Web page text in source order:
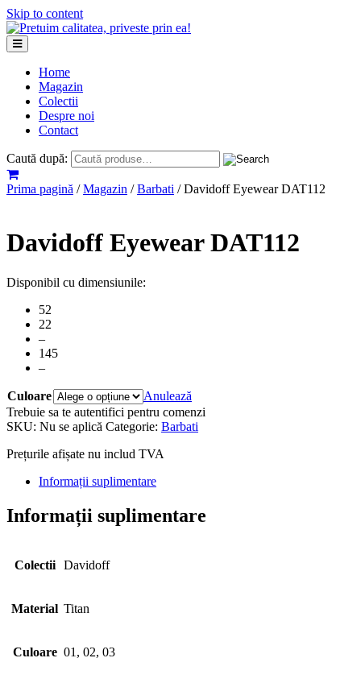
Skip to content
Home
Magazin
Colectii
Despre noi
Contact
Caută după:
Prima pagină /Magazin /Barbati / Davidoff Eyewear DAT112
Davidoff Eyewear DAT112
Disponibil cu dimensiunile:
52
22
–
145
–
Culoare
Anulează
Trebuie sa te autentifici pentru comenzi
SKU: Nu se aplică Categorie: Barbati
Prețurile afișate nu includ TVA
Informații suplimentare
Informații suplimentare
Colectii Davidoff
Material Titan
Culoare 01, 02, 03